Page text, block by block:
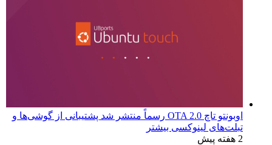
اوبونتو تاچ OTA 2.0 رسماً منتشر شد پشتیبانی از گوشی‌ها و
تبلت‌های لینوکسی بیشتر
2 هفته پیش